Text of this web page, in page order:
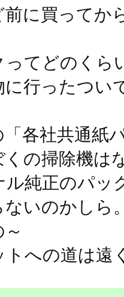
前に買ってか
ってどのくら
に行ったつ
「各社共通紙
の掃除機は
ル純正のパッ
ないのかしら
トへの道は遠